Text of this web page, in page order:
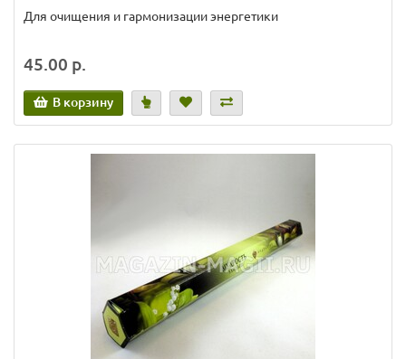
Для очищения и гармонизации энергетики
45.00 р.
В корзину